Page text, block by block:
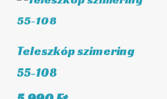
Teleszkóp szimering
55-108